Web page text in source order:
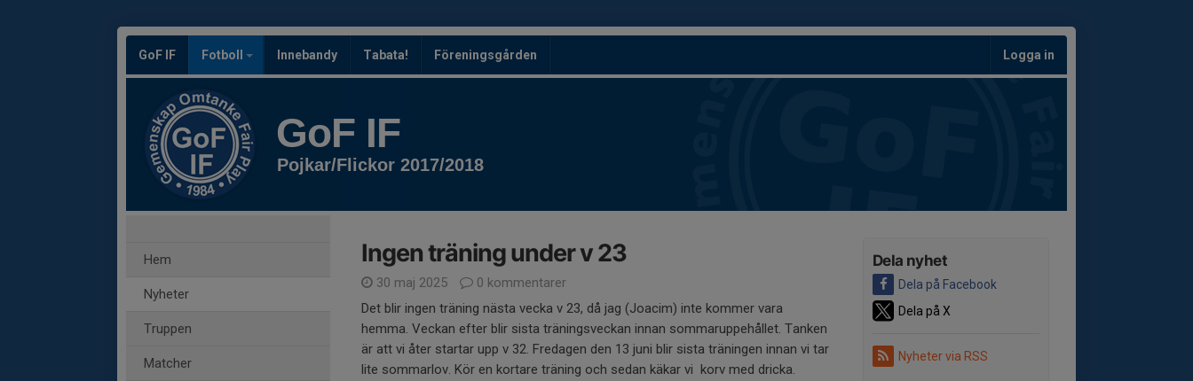
GoF IF Fotboll Innebandy Tabata! Föreningsgården Logga in
GoF IF
Pojkar/Flickor 2017/2018
Hem
Nyheter
Truppen
Matcher
Dela nyhet
Dela på Facebook
Dela på X
Nyheter via RSS
Ingen träning under v 23
30 maj 2025
0 kommentarer
Det blir ingen träning nästa vecka v 23, då jag (Joacim) inte kommer vara
hemma. Veckan efter blir sista träningsveckan innan sommaruppehållet. Tanken
är att vi åter startar upp v 32. Fredagen den 13 juni blir sista träningen innan vi tar
lite sommarlov. Kör en kortare träning och sedan käkar vi korv med dricka.